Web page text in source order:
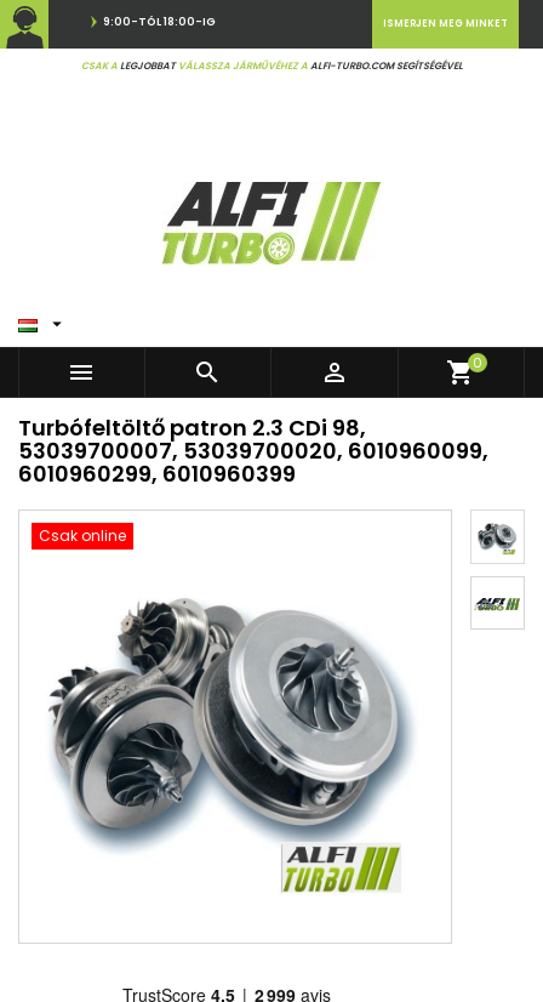
9:00-TÓL 18:00-IG
CSAK ALEGJOBBATVÁLASSZA JÁRMŰVÉHEZ AALFI-TURBO.COM SEGÍTSÉGÉVEL
ISMERJEN MEG MINKET

   shopping_cart0
Turbófeltöltő patron 2.3 CDi 98,
53039700007, 53039700020, 6010960099,
6010960299, 6010960399
Csak online